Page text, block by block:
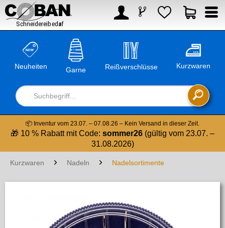
 

Neuheiten Garne

Reißverschlüsse Kurzwaren
📦 Inventur vom 23.07. – 07.08.26 – Kein Versand in dieser Zeit.
🎁 10 % Rabatt mit Code: sommer26 (gültig vom 23.07. –
31.08.2026)
Kurzwaren Nadeln Nadelsortimente